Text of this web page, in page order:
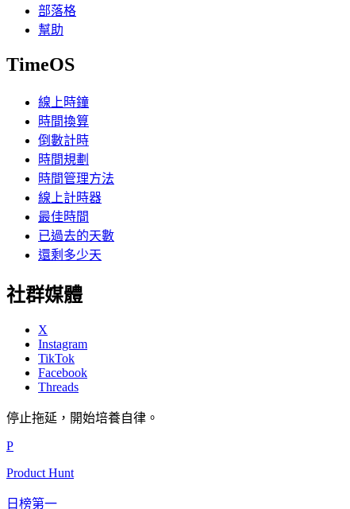
部落格
幫助
TimeOS
線上時鐘
時間換算
倒數計時
時間規劃
時間管理方法
線上計時器
最佳時間
已過去的天數
還剩多少天
社群媒體
X
Instagram
TikTok
Facebook
Threads
停止拖延，開始培養自律。
P
Product Hunt
日榜第一